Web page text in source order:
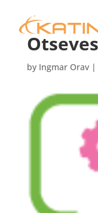
by Ingmar Orav|